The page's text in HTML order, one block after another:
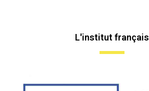
L'institut français